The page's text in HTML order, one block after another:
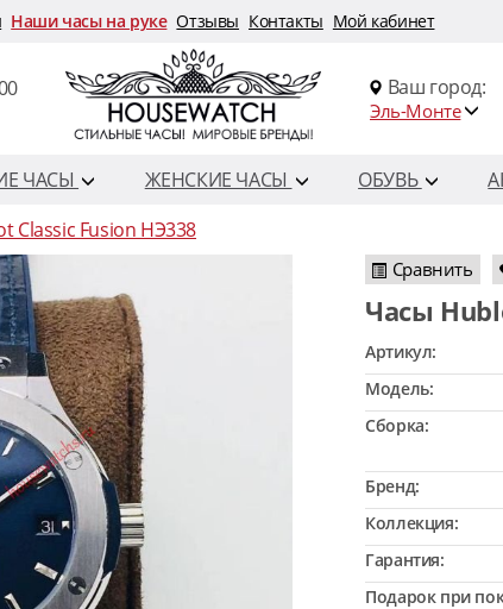
Наши часы на руке Отзывы Контакты Мой кабинет
Ваш город:
Эль-Монте
ЧАСЫ ЖЕНСКИЕ ЧАСЫ ОБУВЬ
Classic Fusion HЭ338
Сравнить
Часы
Артикул:
Модель:
Сборка:
Бренд:
Коллекция:
Гарантия:
Подарок при